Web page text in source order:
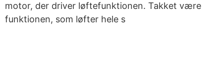
motor, der driver løftefunktionen. Takket være
funktionen, som løfter hele s